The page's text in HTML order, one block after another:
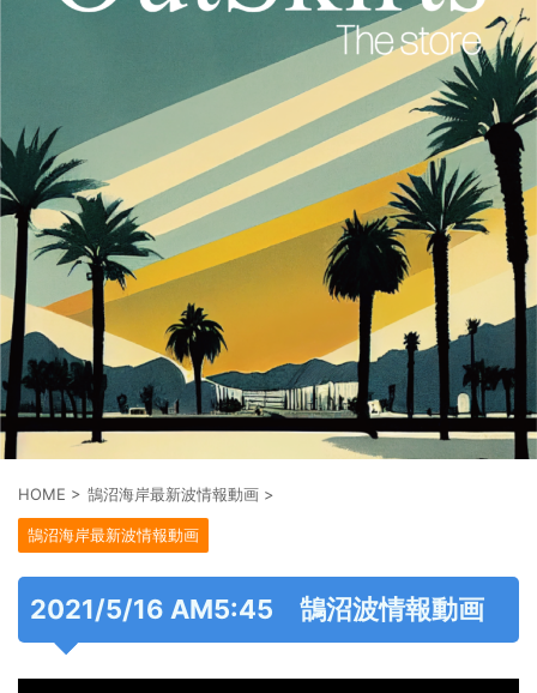
HOME > 鵠沼海岸最新波情報動画 >
鵠沼海岸最新波情報動画
2021/5/16 AM5:45 鵠沼波情報動画